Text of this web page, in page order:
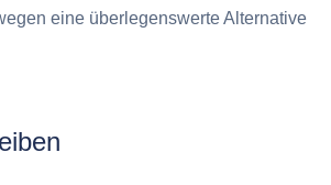
eine überlegenswerte Alternative